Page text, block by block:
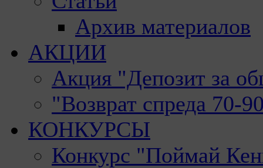
Архив материалов
АКЦИИ
Акция "Депозит за
"Возврат спреда 70-
КОНКУРСЫ
Конкурс "Поймай